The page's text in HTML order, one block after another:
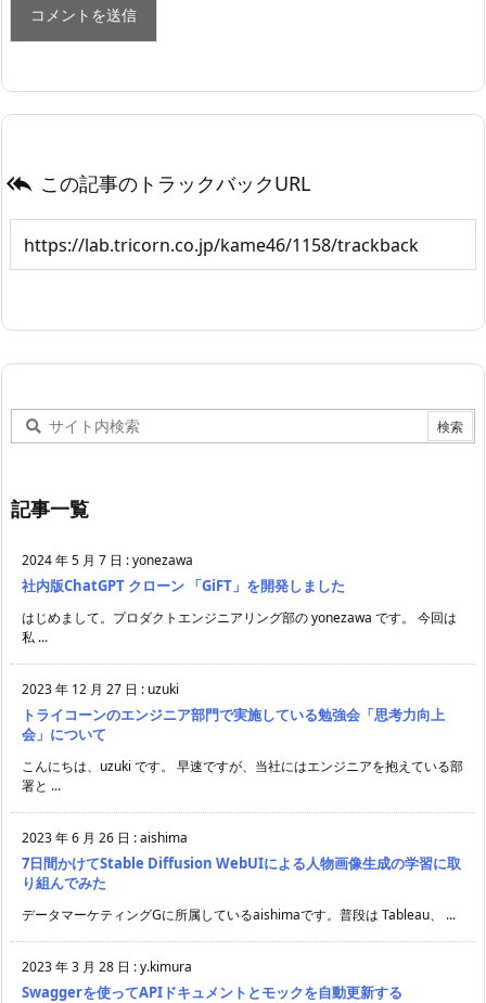
 この記事のトラックバックURL
記事一覧
2024 年 5 月 7 日 :yonezawa
社内版ChatGPT クローン 「GiFT」を開発しました
はじめまして。プロダクトエンジニアリング部の yonezawa です。 今回は
私 ...
2023 年 12 月 27 日 : uzuki
トライコーンのエンジニア部門で実施している勉強会「思考力向上
会」について
こんにちは、uzuki です。 早速ですが、当社にはエンジニアを抱えている部
署と ...
2023 年 6 月 26 日 :aishima
7日間かけてStable Diffusion WebUIによる人物画像生成の学習に取
り組んでみた
データマーケティングGに所属しているaishimaです。普段は Tableau、 ...
2023 年 3 月 28 日 :y.kimura
Swaggerを使ってAPIドキュメントとモックを自動更新する